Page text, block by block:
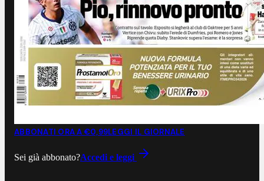
ABBONATI ORA A €0,99LEGGI IL GIORNALE
Sei già abbonato?Accedi e leggi